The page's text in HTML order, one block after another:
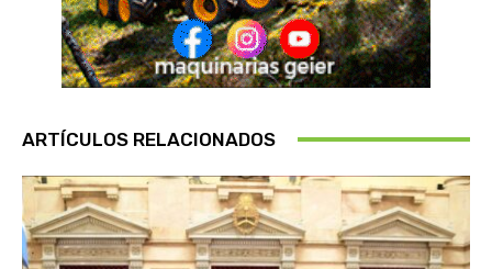
ARTÍCULOS RELACIONADOS